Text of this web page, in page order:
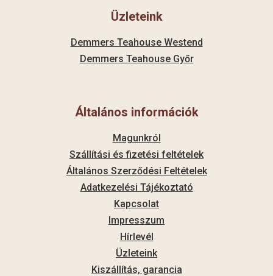
Üzleteink
Demmers Teahouse Westend
Demmers Teahouse Győr
Általános információk
Magunkról
Szállítási és fizetési feltételek
Általános Szerződési Feltételek
Adatkezelési Tájékoztató
Kapcsolat
Impresszum
Hírlevél
Üzleteink
Kiszállítás, garancia